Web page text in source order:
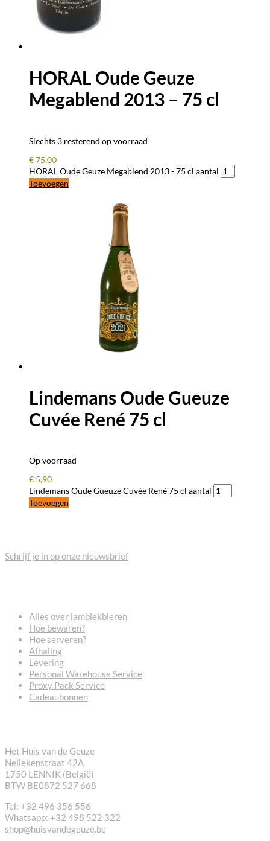
HORAL Oude Geuze
Megablend 2013 – 75 cl
Slechts 3 resterend op voorraad
€75,00
HORAL Oude Geuze Megablend 2013 - 75 cl aantal
Toevoegen
Lindemans Oude Gueuze
Cuvée René 75 cl
Op voorraad
€ 5,90
Lindemans Oude Gueuze Cuvée René 75 cl aantal
Toevoegen
Schrijf je in op onze nieuwsbrief
Alles over lambiekbieren
Hoe bewaren?
Hoe serveren?
Afhaling
Levering
Personal Warehouse Service
Proxy Pack Service
Cadeaubonnen
Het Huis van de Geuze
Nellekenstraat 42A
1750 LENNIK (België)
BTW BE0872 527 668
Tel: +32 496 356 556
Whatsapp: +32 498 522 322
shop@huisvandegeuze.be